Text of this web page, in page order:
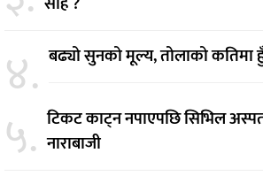
४. बढ्यो सुनको मूल्य, तोलाको कतिमा
५. टिकट काट्न नपाएपछि सिभिल
नाराबाजी